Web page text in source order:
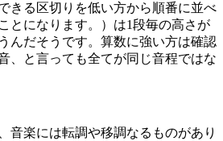
きる区切りを低い方から順番に並べ
とになります。）は1段毎の高さが
んだそうです。算数に強い方は確認
、と言っても全てが同じ音程ではな
音楽には転調や移調なるものがあり